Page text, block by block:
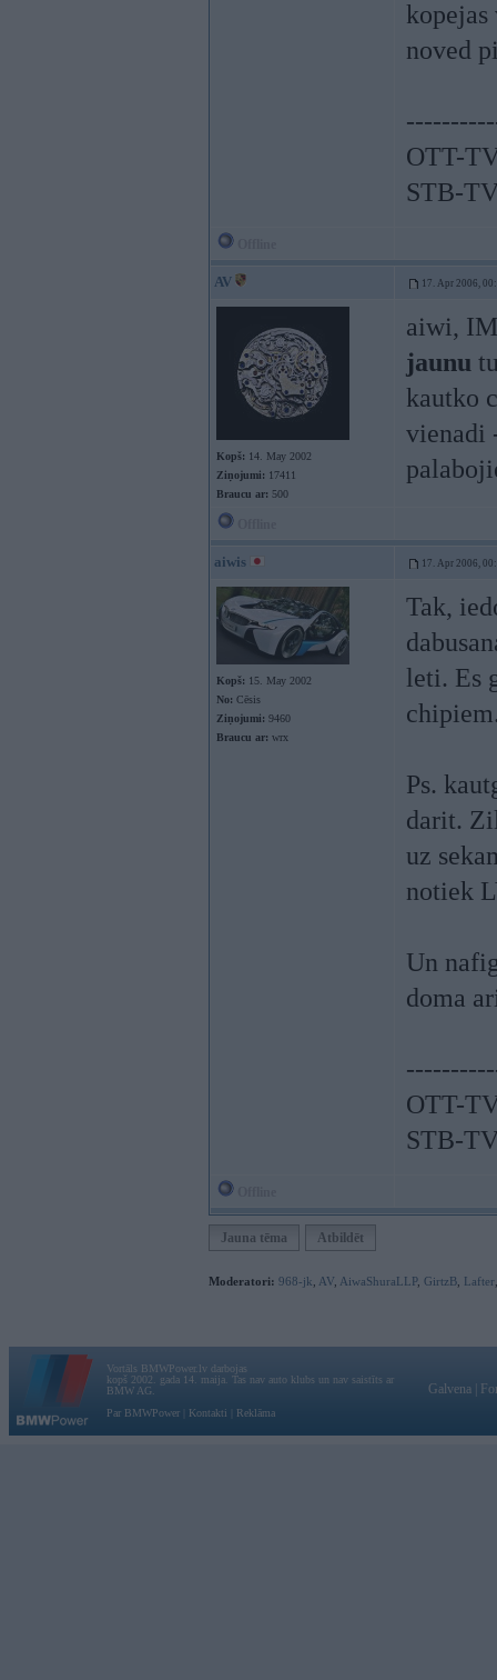
kopejas
noved
OTT-
STB-
AV 17. Apr 2006,
Kopš: 14. May 2002
Ziņojumi: 17411
Braucu ar: 500
aiwi,
jaunu
kautko
vienadi
aiwis 17. Apr 2006,
Kopš: 15. May 2002
No: Cēsis
Ziņojumi: 9460
Braucu ar: wrx
Tak,
leti. Es
Ps.
darit.
uz
notiek
Un
doma
OTT-
STB-
Jauna tēma Atbildēt
Moderatori: 968-jk AV AiwaShuraLLP, GirtzB Lafter
Vortāls BMWPower.lv darbojas
kopš 2002. gada 14. maija. Tas nav auto klubs un nav saistīts ar
BMW AG.
Par BMWPower
Kontakti Reklāma
Galvena